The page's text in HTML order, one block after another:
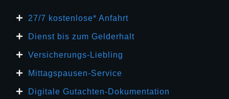
27/7 kosten lose* Anfahrt
Dienst bis zum Gelderhalt
Versicherungs-Liebling
Mittagspausen-Service
Digitale Gutachten-Dokumentation